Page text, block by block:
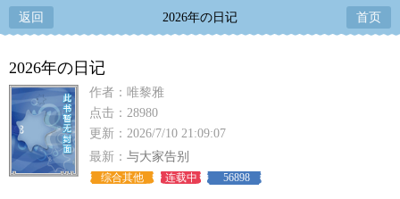
返回 2026年の日记 首页
2026年の日记
作者：唯黎雅
点击：28980
更新：2026/7/10 21:09:07
最新： 与大家告别
综合其他 连载中 56898